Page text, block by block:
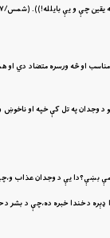
چې و يې بايلله!)). (شمس/٧-١٠) مانا
او څه ورسره متضاد دي او
د وجدان په تل کې خپه او
مې بښې؟دا يې د وجدان عذاب
د خندا خبره ده،چې د بشر د